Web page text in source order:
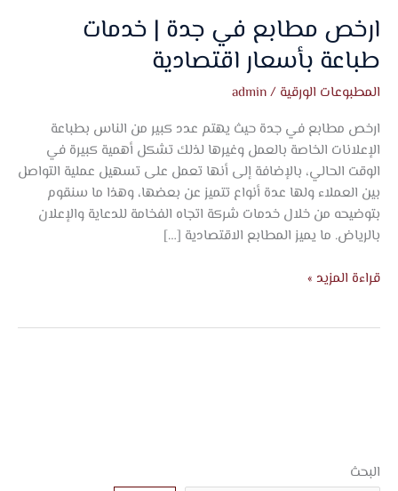
البحث
ارخص مطابع في جدة | خدمات
طباعة بأسعار اقتصادية
المطبوعات الورقية /
admin
ارخص مطابع في جدة حيث يهتم عدد كبير من الناس بطباعة
الإعلانات الخاصة بالعمل وغيرها لذلك تشكل أهمية كبيرة في
الوقت الحالي، بالإضافة إلى أنها تعمل على تسهيل عملية التواصل
بين العملاء ولها عدة أنواع تتميز عن بعضها، وهذا ما سنقوم
بتوضيحه من خلال خدمات شركة اتجاه الفخامة للدعاية والإعلان
بالرياض. ما يميز المطابع الاقتصادية […]
قراءة المزيد »